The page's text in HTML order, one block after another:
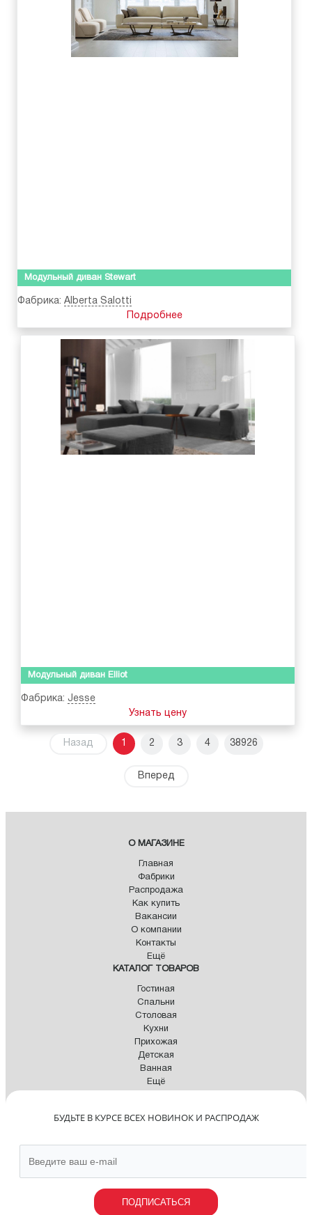
Модульный диван Stewart
Фабрика: Alberta Salotti
Подробнее
Модульный диван Elliot
Фабрика: Jesse
Узнать цену
Назад 1 2 3 4 38926
Вперед
О МАГАЗИНЕ
Главная
Фабрики
Распродажа
Как купить
Вакансии
О компании
Контакты
Ещё
КАТАЛОГ ТОВАРОВ
Гостиная
Спальни
Столовая
Кухни
Прихожая
Детская
Ванная
Ещё
БУДЬТЕ В КУРСЕ ВСЕХ НОВИНОК И РАСПРОДАЖ
ПОДПИСАТЬСЯ